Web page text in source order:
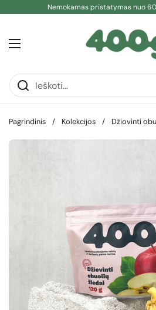
Pereiti prie turinioNemokamas pristatymas nuo
Atidaryti meniu
Pagrindinis / Kolekcijos / Džiovinti